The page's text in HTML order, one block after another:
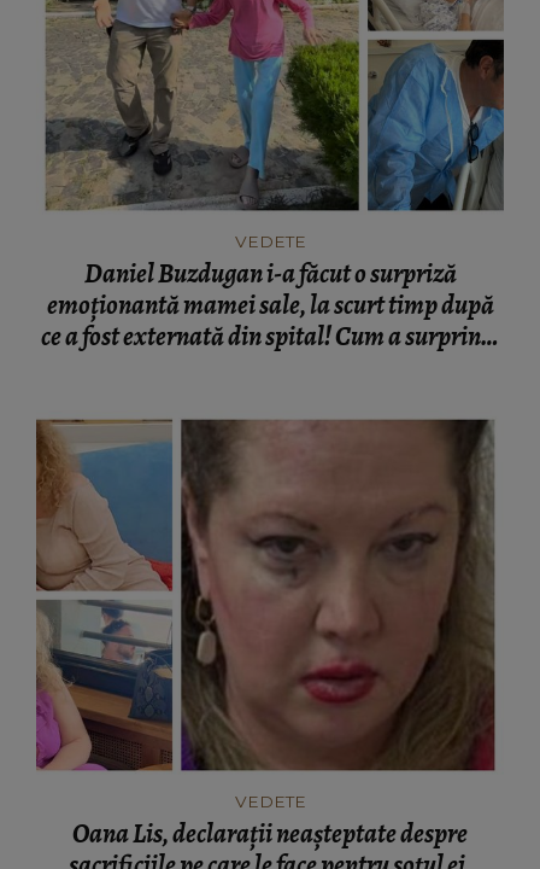
VEDETE
Daniel Buzdugan i-a făcut o surpriză
emoționantă mamei sale, la scurt timp după
ce a fost externată din spital! Cum a surprins-
VEDETE
Oana Lis, declarații neașteptate despre